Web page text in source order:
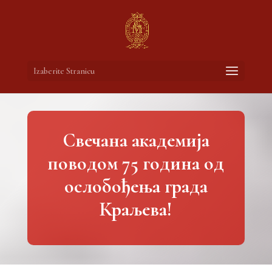
Izaberite Stranicu
Свечана академија
поводом 75 година од
ослобођења града
Краљева!